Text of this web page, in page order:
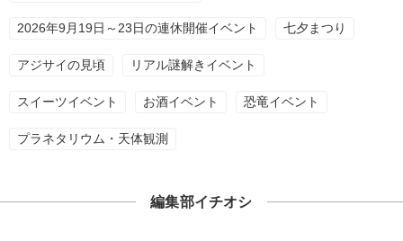
2026年9月19日～23日の連休開催イベント 七夕まつり
アジサイの見頃 リアル謎解きイベント
スイーツイベント お酒イベント 恐竜イベント
プラネタリウム・天体観測
編集部イチオシ